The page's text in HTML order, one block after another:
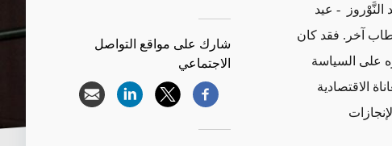
النَّوْروز - عيد
آخر. فقد كان
على السياسة
الاقتصادية
سرد الإنجازات
شارك على مواقع التواصل
الاجتماعي